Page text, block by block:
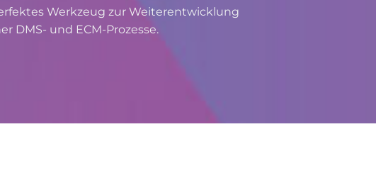
Werkzeug zur Weiterentwicklung
DMS- und ECM-Prozesse.